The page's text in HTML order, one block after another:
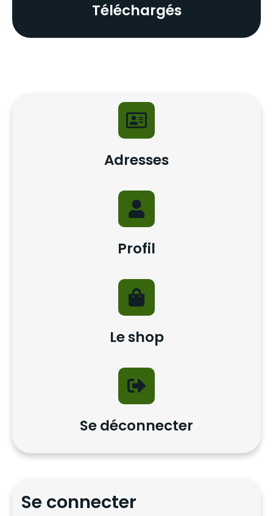
Téléchargés
Adresses
Profil
Le shop
Se déconnecter
Se connecter